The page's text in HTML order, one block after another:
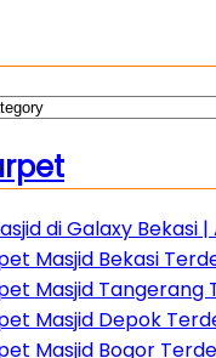
di Galaxy Bekasi
Masjid Bekasi
Masjid
Masjid Depok
Masjid Bogor